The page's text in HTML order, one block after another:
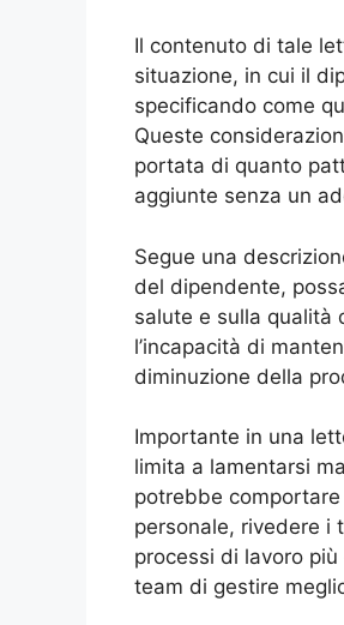
Il contenuto di tale
situazione, in cui il
specificando come
Queste
portata di quanto
aggiunte senza un
Segue una
del dipendente,
salute e sulla qualità
l’incapacità di
diminuzione della
Importante in una
limita a lamentarsi
potrebbe
personale, rivedere i
processi di lavoro
team di gestire